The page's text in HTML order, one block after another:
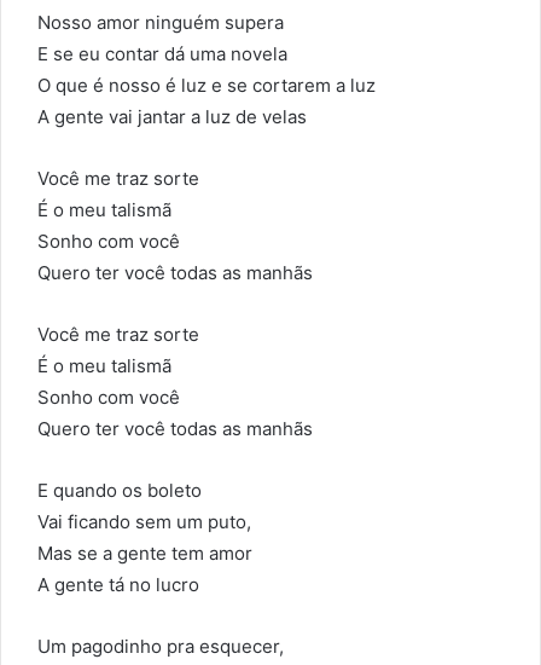
Nosso amor ninguém supera
E se eu contar dá uma novela
O que é nosso é luz e se cortarem a luz
A gente vai jantar a luz de velas
Você me traz sorte
É o meu talismã
Sonho com você
Quero ter você todas as manhãs
Você me traz sorte
É o meu talismã
Sonho com você
Quero ter você todas as manhãs
E quando os boleto
Vai ficando sem um puto,
Mas se a gente tem amor
A gente tá no lucro
Um pagodinho pra esquecer,